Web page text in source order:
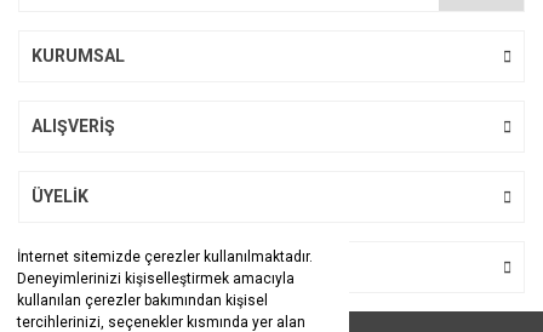
İnternet sitemizde çerezler kullanılmaktadır.
Deneyimlerinizi kişiselleştirmek amacıyla
kullanılan çerezler bakımından kişisel
tercihlerinizi, seçenekler kısmında yer alan
Hem uygun fiyat hemde taze teşekkür ederim.özenli
Yorum Yaz
KURUMSAL
ALIŞVERİŞ
ÜYELİK
BİZİ TAKİP EDİN